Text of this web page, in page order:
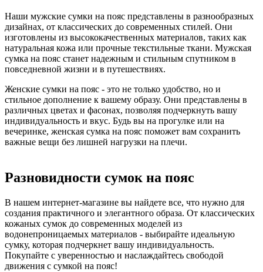
Наши мужские сумки на пояс представлены в разнообразных
дизайнах, от классических до современных стилей. Они
изготовлены из высококачественных материалов, таких как
натуральная кожа или прочные текстильные ткани. Мужская
сумка на пояс станет надежным и стильным спутником в
повседневной жизни и в путешествиях.
Женские сумки на пояс - это не только удобство, но и
стильное дополнение к вашему образу. Они представлены в
различных цветах и фасонах, позволяя подчеркнуть вашу
индивидуальность и вкус. Будь вы на прогулке или на
вечеринке, женская сумка на пояс поможет вам сохранить
важные вещи без лишней нагрузки на плечи.
Разновидности сумок на пояс
В нашем интернет-магазине вы найдете все, что нужно для
создания практичного и элегантного образа. От классических
кожаных сумок до современных моделей из
водонепроницаемых материалов - выбирайте идеальную
сумку, которая подчеркнет вашу индивидуальность.
Покупайте с уверенностью и наслаждайтесь свободой
движения с сумкой на пояс!